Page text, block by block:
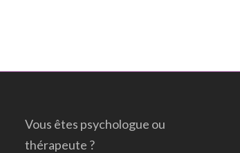
Vous êtes psychologue ou
thérapeute ?